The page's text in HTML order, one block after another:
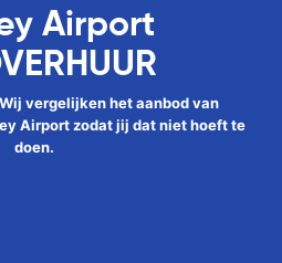
Airport
vergelijken het aanbod van
Airport zodat jij dat niet hoeft te
doen.